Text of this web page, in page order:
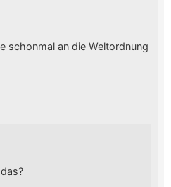
schonmal an die Weltordnung